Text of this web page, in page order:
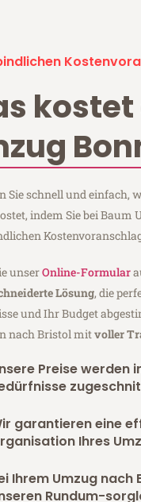
kostet
Sie schnell und einfach,
indem Sie bei Baum
unserOnline-Formular
Lösung, die
und Ihr Budget
nach Bristol mitvoller
Preise werden
garantieren eine
Ihres
Ihrem Umzug nach
Rundum-